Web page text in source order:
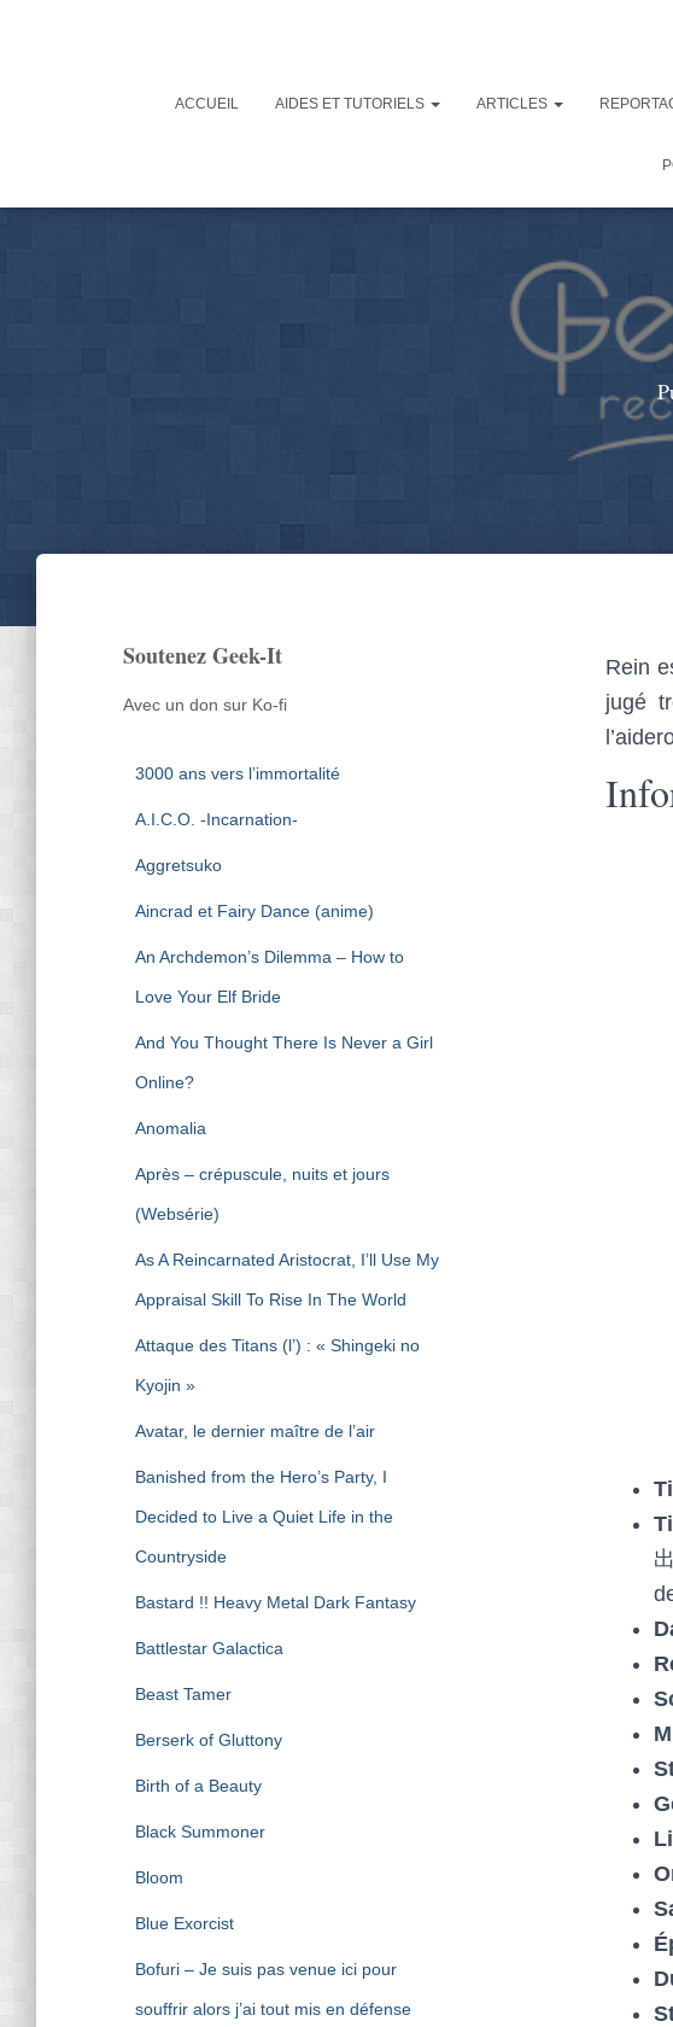
ACCUEIL AIDES ET TUTORIELS ARTICLES
Soutenez Geek-It
Avec un don sur Ko-fi
3000 ans vers l’immortalité
A.I.C.O. -Incarnation-
Aggretsuko
Aincrad et Fairy Dance (anime)
An Archdemon’s Dilemma – How to
Love Your Elf Bride
And You Thought There Is Never a Girl
Online?
Anomalia
Après – crépuscule, nuits et jours
(Websérie)
As A Reincarnated Aristocrat, I’ll Use My
Appraisal Skill To Rise In The World
Attaque des Titans (l’) : « Shingeki no
Kyojin »
Avatar, le dernier maître de l’air
Banished from the Hero’s Party, I
Decided to Live a Quiet Life in the
Countryside
Bastard !! Heavy Metal Dark Fantasy
Battlestar Galactica
Beast Tamer
Berserk of Gluttony
Birth of a Beauty
Black Summoner
Bloom
Blue Exorcist
Bofuri – Je suis pas venue ici pour
souffrir alors j’ai tout mis en défense
Rein
jugé